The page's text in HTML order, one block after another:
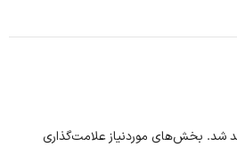
شد. بخش‌های موردنیاز علامت‌گذاری